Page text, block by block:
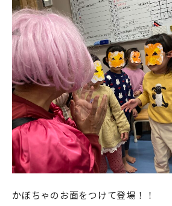
かぼちゃのお面をつけて登場！！